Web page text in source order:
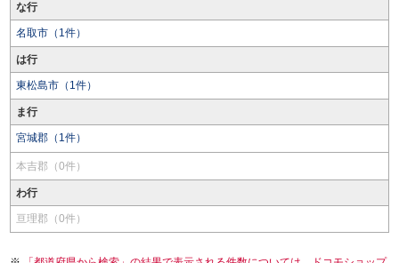
な行
名取市（1件）
は行
東松島市（1件）
ま行
宮城郡（1件）
本吉郡（0件）
わ行
亘理郡（0件）